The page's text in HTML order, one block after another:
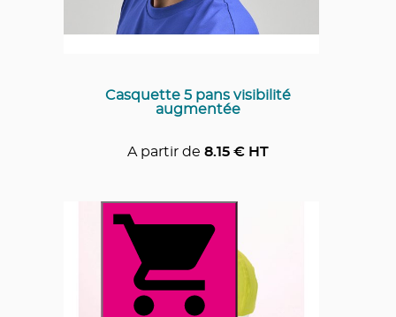
Casquette 5 pans visibilité
augmentée
A partir de 8.15 € HT